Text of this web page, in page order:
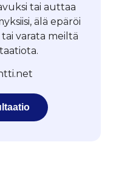
tai auttaa
älä epäröi
varata meiltä